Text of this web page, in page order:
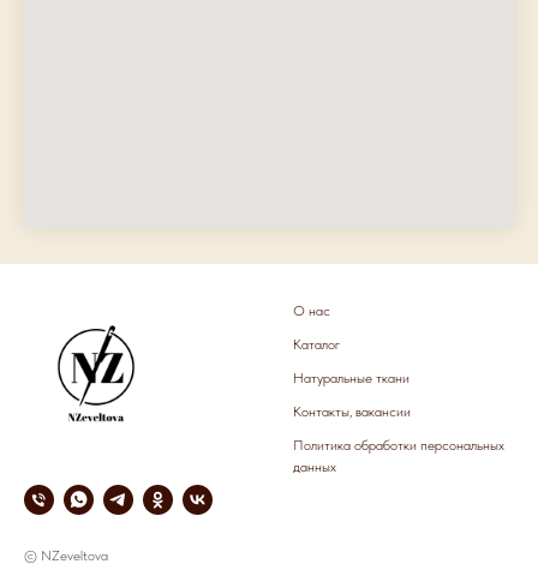
© NZeveltova
О нас
Каталог
Натуральные ткани
Контакты, вакансии
Политика обработки персональных
данных